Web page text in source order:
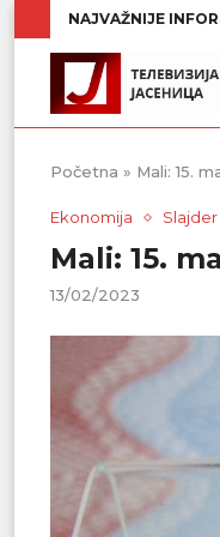
NAJVAŽNIJE
Početna » Mali: 15.
Ekonomija
Mali: 15.
13/02/2023